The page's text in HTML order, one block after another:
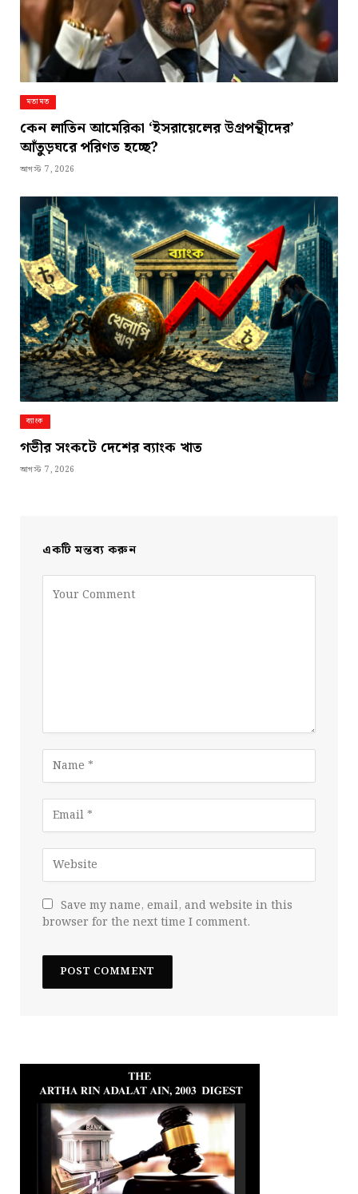
মতামত
কেন লাতিন আমেরিকা ‘ইসরায়েলের উগ্রপন্থীদের’
আঁতুড়ঘরে পরিণত হচ্ছে?
আগস্ট 7, 2026
ব্যাংক
গভীর সংকটে দেশের ব্যাংক খাত
আগস্ট 7, 2026
একটি মন্তব্য করুন
Save my name, email, and website in this
browser for the next time I comment.